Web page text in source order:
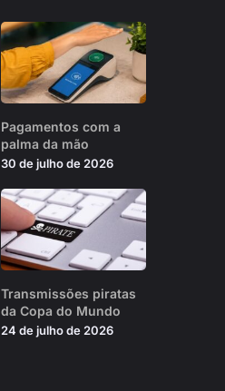
Pagamentos com a
palma da mão
30 de julho de 2026
Transmissões piratas
da Copa do Mundo
24 de julho de 2026